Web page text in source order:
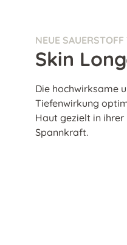
NEUE
Skin
Die hochwirksame
Tiefenwirkung
Haut gezielt in
Spannkraft.